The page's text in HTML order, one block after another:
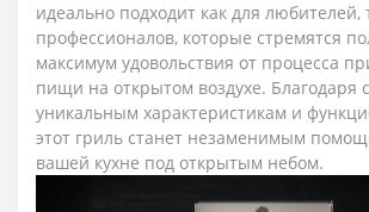
идеально подходит как для любителей,
профессионалов, которые стремятся
максимум удовольствия от процесса
пищи на открытом воздухе. Благодаря
уникальным характеристикам и
этот гриль станет незаменимым
вашей кухне под открытым небом.